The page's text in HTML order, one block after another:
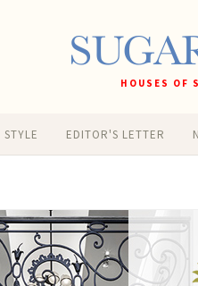
HOUSES OF
STYLE EDITOR'S LETTER